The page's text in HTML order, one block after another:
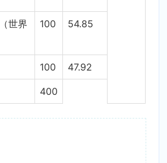
世界
100 54.85
100 47.92
400